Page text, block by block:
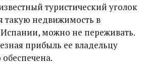
туристический уголок
такую недвижимость в
можно не переживать.
прибыль ее владельцу